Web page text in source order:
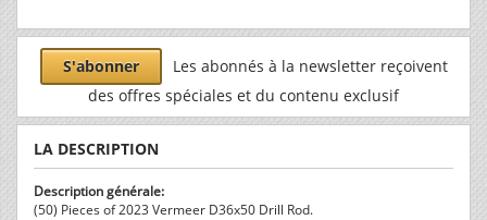
S'abonner
Les abonnés à la newsletter reçoivent
des offres spéciales et du contenu exclusif
LA DESCRIPTION
Description générale:
(50) Pieces of 2023 Vermeer D36x50 Drill Rod.